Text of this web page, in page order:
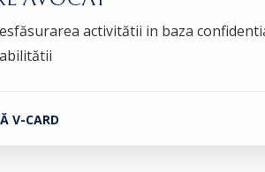
activitătii in baza
V-CARD